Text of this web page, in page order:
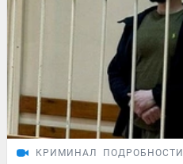
КРИМИНАЛ ПОДРОБНОСТИ